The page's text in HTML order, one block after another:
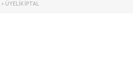
> ÜYELIK İPTAL